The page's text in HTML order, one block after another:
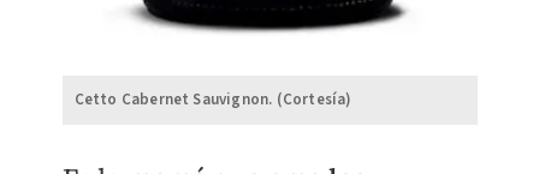
Cetto Cabernet Sauvignon. (Cortesía)